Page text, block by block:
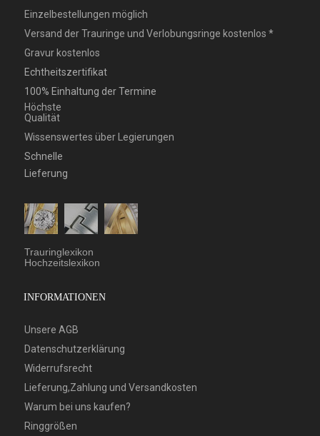
Einzelbestellungen möglich
Versand der Trauringe und Verlobungsringe kostenlos *
Gravur kostenlos
Echtheitszertifikat
100% Einhaltung der Termine
Höchste
Qualität
Wissenswertes über Legierungen
Schnelle
Lieferung
Trauringlexikon
Hochzeitslexikon
INFORMATIONEN
Unsere AGB
Datenschutzerklärung
Widerrufsrecht
Lieferung,Zahlung und Versandkosten
Warum bei uns kaufen?
Ringgrößen